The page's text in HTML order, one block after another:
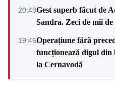
20:43Gest superb făcut de
Sandra. Zeci de mii
19:45Operațiune fără
funcționează digul din
la Cernavodă